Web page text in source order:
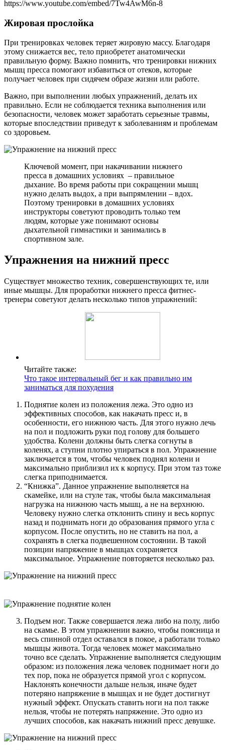
https://www.youtube.com/embed/7Tw4AwM6n-8
Жировая прослойка
При тренировках человек теряет жировую массу. Благодаря
этому снижается вес, тело приобретет анатомически
правильную форму. Важно помнить, что тренировки нижних
мышц пресса помогают избавиться от отеков, которые
получает человек при сидячем образе жизни или работе.
Важно, при выполнении любых упражнений, делать их
правильно. Если не соблюдается техника выполнения или
безопасности, человек может заработать серьезные травмы,
которые впоследствии приведут к заболеваниям и проблемам
со здоровьем.
Ключевой момент, при накачивании нижнего
пресса в домашних условиях – правильное
дыхание. Во время работы при сокращении мышц
нужно делать выдох, а при выпрямлении – вдох.
Поэтому тренировки в домашних условиях
инструкторы советуют проводить только тем
людям, которые уже понимают основы
дыхательной гимнастики и занимались в
спортивном зале.
Упражнения на нижний пресс
Существует множество техник, совершенствующих те, или
иные мышцы. Для проработки нижнего пресса фитнес-
тренеры советуют делать несколько типов упражнений:
Читайте также:
Что такое интервальный бег и как правильно им
заниматься для похудения
Поднятие колен из положения лежа. Это одно из
эффективных способов, как накачать пресс и, в
особенности, его нижнюю часть. Для этого нужно лечь
на пол и подложить руки под голову для большего
удобства. Колени должны быть слегка согнуты в
коленях, а ступни плотно упираться в пол. Упражнение
заключается в том, чтобы человек поднял колени и
максимально приблизил их к корпусу. При этом таз тоже
слегка приподнимается.
“Книжка”. Данное упражнение выполняется на
скамейке, или на стуле так, чтобы была максимальная
нагрузка на нижнюю часть мышц, а не на верхнюю.
Человеку нужно слегка отклонить спину и весь корпус
назад и поднимать ноги до образования прямого угла с
корпусом. После опустить, но не ставить на пол, а
сохранять в слегка подвешенном состоянии. В такой
позиции напряжение в мышцах сохраняется
максимальное. Упражнение повторяется несколько раз.
Подъем ног. Также совершается лежа либо на полу, либо
на скамье. В этом упражнении важно, чтобы поясница и
весь спинной отдел оставался в покое, а работали только
мышцы живота. Тогда человек может максимально
точно все сделать. Упражнение выполняется следующим
образом: из положения лежа человек поднимает ноги до
тех пор, пока не образуется прямой угол с корпусом.
Наклонять конечности дальше нельзя, иначе будет
потеряно напряжение в мышцах и не будет достигнут
нужный эффект. Опускать ставить ноги на пол также
нельзя, чтобы не потерять напряжение. Это одно из
лучших способов, как накачать нижний пресс девушке.